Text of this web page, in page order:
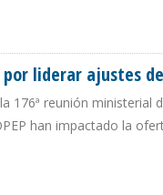
liderar ajustes
176ª reunión ministerial
han impactado la